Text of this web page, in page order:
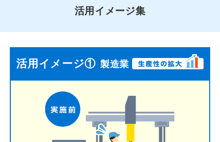
活用イメージ集
活用イメージ① 製造業